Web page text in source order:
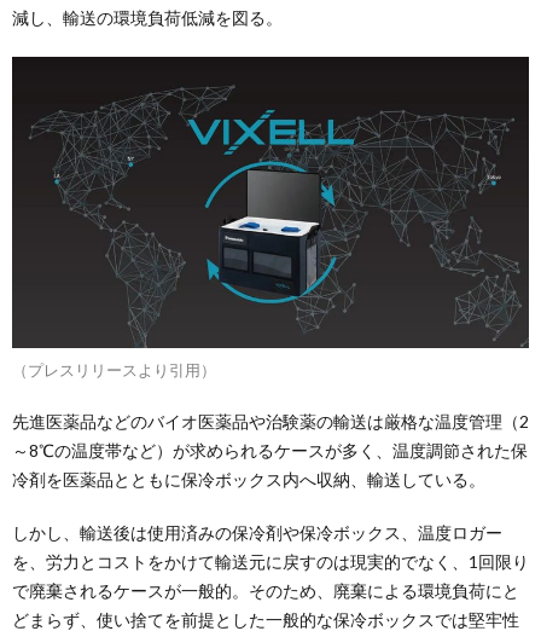
減し、輸送の環境負荷低減を図る。
（プレスリリースより引用）
先進医薬品などのバイオ医薬品や治験薬の輸送は厳格な温度管理（2
～8℃の温度帯など）が求められるケースが多く、温度調節された保
冷剤を医薬品とともに保冷ボックス内へ収納、輸送している。
しかし、輸送後は使用済みの保冷剤や保冷ボックス、温度ロガー
を、労力とコストをかけて輸送元に戻すのは現実的でなく、1回限り
で廃棄されるケースが一般的。そのため、廃棄による環境負荷にと
どまらず、使い捨てを前提とした一般的な保冷ボックスでは堅牢性